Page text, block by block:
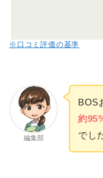
※口コミ評価の基準
編集部
BOS
約
でし